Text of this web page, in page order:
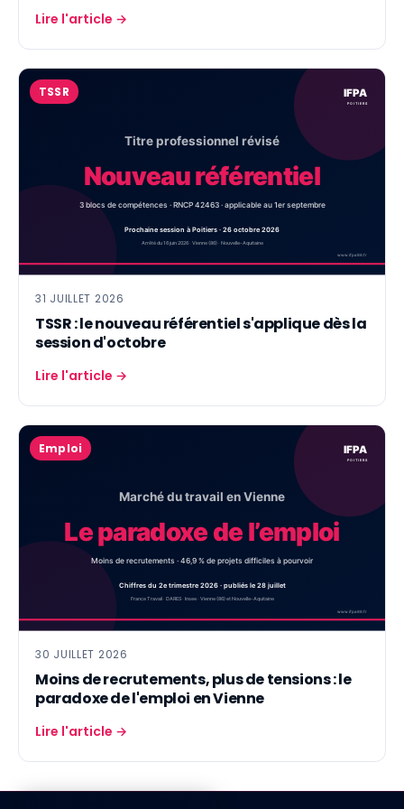
Lire l'article →
TSSR
31 JUILLET 2026
TSSR : le nouveau référentiel s'applique dès la
session d'octobre
Lire l'article →
Emploi
30 JUILLET 2026
Moins de recrutements, plus de tensions : le
paradoxe de l'emploi en Vienne
Lire l'article →